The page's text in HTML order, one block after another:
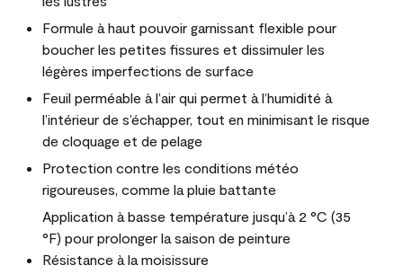
Formule à haut pouvoir garnissant flexible pour
boucher les petites fissures et dissimuler les
légères imperfections de surface
Feuil perméable à l’air qui permet à l’humidité à
l’intérieur de s’échapper, tout en minimisant le risque
de cloquage et de pelage
Protection contre les conditions météo
rigoureuses, comme la pluie battante
Application à basse température jusqu’à 2 °C (35
°F) pour prolonger la saison de peinture
Résistance à la moisissure